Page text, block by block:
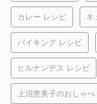
カレー レシピ キ
バイキング レシピ
ヒルナンデス レシピ
上沼恵美子のおしゃ